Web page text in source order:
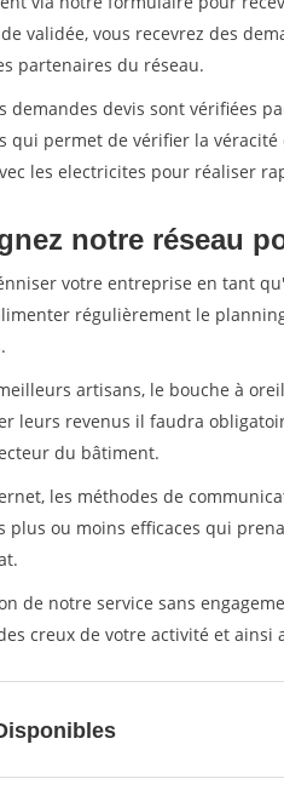
validée, vous recevrez des
partenaires du réseau.
demandes devis sont vérifiées
qui permet de vérifier la
les electricites pour réaliser
notre réseau
votre entreprise en tant
régulièrement le
artisans, le bouche à
leurs revenus il faudra
du bâtiment.
les méthodes de
plus ou moins efficaces qui
de notre service sans
creux de votre activité et ainsi